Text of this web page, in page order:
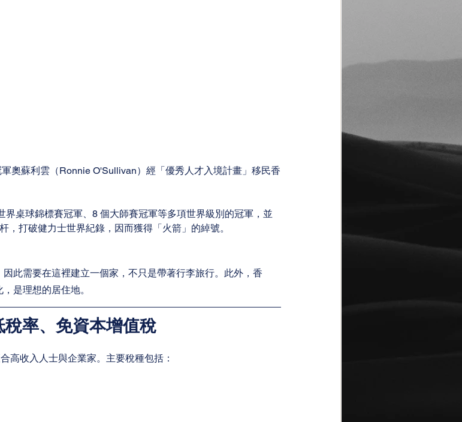
奧蘇利雲（Ronnie O'Sullivan）經「優秀人才入境計畫」移民香
桌球錦標賽冠軍、8 個大師賽冠軍等多項世界級別的冠軍，並
，打破健力士世界紀錄，因而獲得「火箭」的綽號。
此需要在這裡建立一個家，不只是帶著行李旅行。此外，香
是理想的居住地。
率、免資本增值稅
高收入人士與企業家。主要稅種包括：